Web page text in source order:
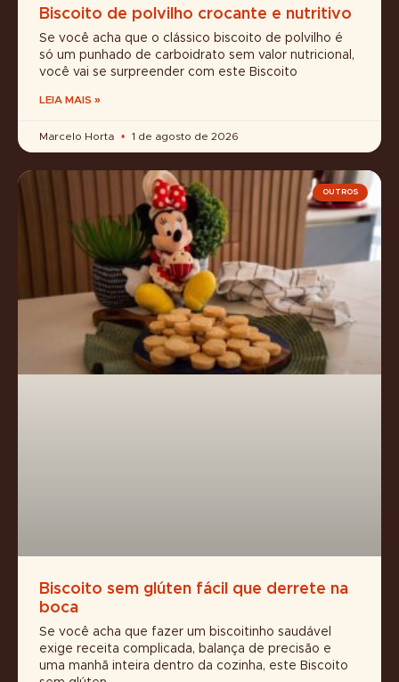
Biscoito de polvilho crocante e nutritivo
Se você acha que o clássico biscoito de polvilho é
só um punhado de carboidrato sem valor nutricional,
você vai se surpreender com este Biscoito
LEIA MAIS »
Marcelo Horta 1 de agosto de 2026
OUTROS
Biscoito sem glúten fácil que derrete na
boca
Se você acha que fazer um biscoitinho saudável
exige receita complicada, balança de precisão e
uma manhã inteira dentro da cozinha, este Biscoito